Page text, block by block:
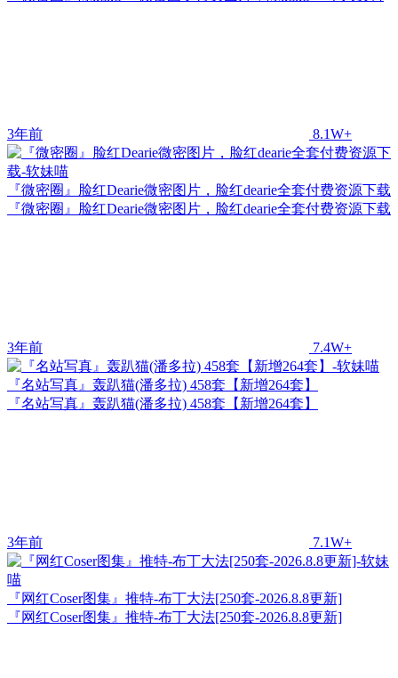
3年前 8.1W+
『微密圈』脸红Dearie微密图片，脸红dearie全套付费资源下载
『微密圈』脸红Dearie微密图片，脸红dearie全套付费资源下载
3年前 7.4W+
『名站写真』轰趴猫(潘多拉) 458套【新增264套】
『名站写真』轰趴猫(潘多拉) 458套【新增264套】
3年前 7.1W+
『网红Coser图集』推特-布丁大法[250套-2026.8.8更新]
『网红Coser图集』推特-布丁大法[250套-2026.8.8更新]